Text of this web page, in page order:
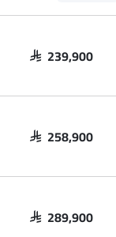
SAR 239,900
SAR 258,900
SAR 289,900